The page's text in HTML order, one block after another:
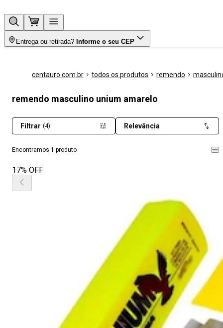
Entrega ou retirada? Informe o seu CEP
centauro.com.br todos os produtos remendo
remendo masculino unium amarelo
Encontramos 1 produto
Filtrar (4) Relevância
17% OFF